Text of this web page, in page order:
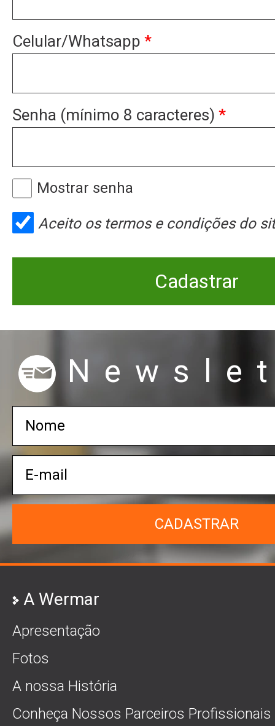
Celular/Whatsapp *
Senha (mínimo 8 caracteres) *
Mostrar senha
Aceito os termos e condiçõesdo
Cadastrar
CADASTRAR
A Wermar
Apresentação
Fotos
A nossa História
Conheça Nossos Parceiros Profissionais